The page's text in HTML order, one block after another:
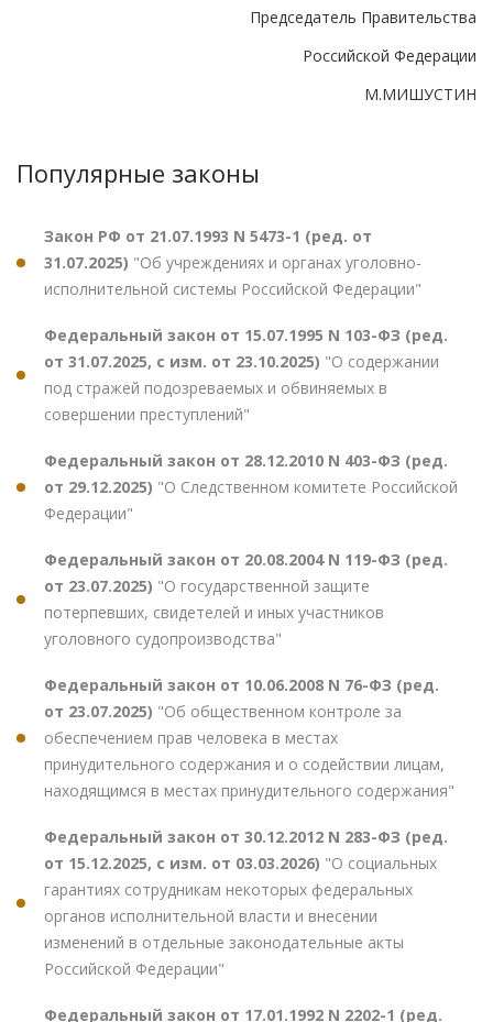
Председатель Правительства
Российской Федерации
М.МИШУСТИН
Популярные законы
Закон РФ от 21.07.1993 N 5473-1 (ред. от
31.07.2025) "Об учреждениях и органах уголовно-
исполнительной системы Российской Федерации"
Федеральный закон от 15.07.1995 N 103-ФЗ (ред.
от 31.07.2025, с изм. от 23.10.2025) "О содержании
под стражей подозреваемых и обвиняемых в
совершении преступлений"
Федеральный закон от 28.12.2010 N 403-ФЗ (ред.
от 29.12.2025) "О Следственном комитете Российской
Федерации"
Федеральный закон от 20.08.2004 N 119-ФЗ (ред.
от 23.07.2025) "О государственной защите
потерпевших, свидетелей и иных участников
уголовного судопроизводства"
Федеральный закон от 10.06.2008 N 76-ФЗ (ред.
от 23.07.2025) "Об общественном контроле за
обеспечением прав человека в местах
принудительного содержания и о содействии лицам,
находящимся в местах принудительного содержания"
Федеральный закон от 30.12.2012 N 283-ФЗ (ред.
от 15.12.2025, с изм. от 03.03.2026) "О социальных
гарантиях сотрудникам некоторых федеральных
органов исполнительной власти и внесении
изменений в отдельные законодательные акты
Российской Федерации"
Федеральный закон от 17.01.1992 N 2202-1 (ред.